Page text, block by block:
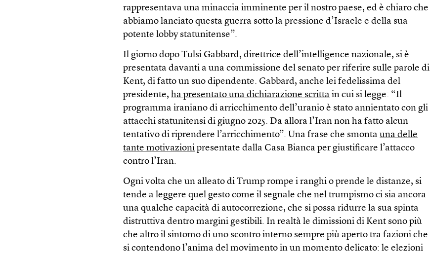
rappresentava una minaccia imminente per il nostro paese, ed è chiaro che
abbiamo lanciato questa guerra sotto la pressione d’Israele e della sua
potente lobby statunitense”.
Il giorno dopo Tulsi Gabbard, direttrice dell’intelligence nazionale, si è
presentata davanti a una commissione del senato per riferire sulle parole di
Kent, di fatto un suo dipendente. Gabbard, anche lei fedelissima del
presidente,ha presentato una dichiarazione scritta in cui si legge: “Il
programma iraniano di arricchimento dell’uranio è stato annientato con gli
attacchi statunitensi di giugno 2025. Da allora l’Iran non ha fatto alcun
tentativo di riprendere l’arricchimento”. Una frase che smontauna delle
tante motivazioni presentate dalla Casa Bianca per giustificare l’attacco
contro l’Iran.
Ogni volta che un alleato di Trump rompe i ranghi o prende le distanze, si
tende a leggere quel gesto come il segnale che nel trumpismo ci sia ancora
una qualche capacità di autocorrezione, che si possa ridurre la sua spinta
distruttiva dentro margini gestibili. In realtà le dimissioni di Kent sono più
che altro il sintomo di uno scontro interno sempre più aperto tra fazioni che
si contendono l’anima del movimento in un momento delicato: le elezioni